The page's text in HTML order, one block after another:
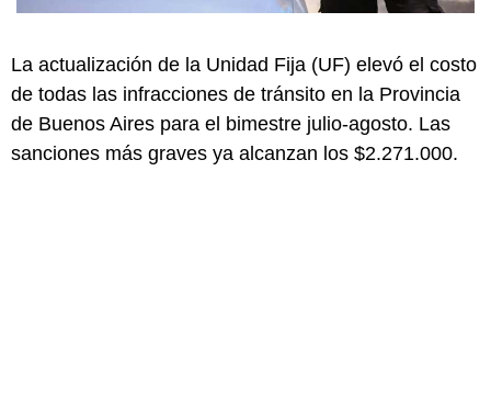
La actualización de la Unidad Fija (UF) elevó el costo
de todas las infracciones de tránsito en la Provincia
de Buenos Aires para el bimestre julio-agosto. Las
sanciones más graves ya alcanzan los $2.271.000.